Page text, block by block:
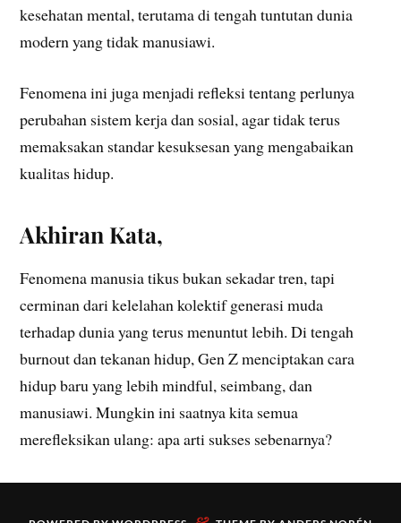
kesehatan mental, terutama di tengah tuntutan dunia
modern yang tidak manusiawi.
Fenomena ini juga menjadi refleksi tentang perlunya
perubahan sistem kerja dan sosial, agar tidak terus
memaksakan standar kesuksesan yang mengabaikan
kualitas hidup.
Akhiran Kata,
Fenomena manusia tikus bukan sekadar tren, tapi
cerminan dari kelelahan kolektif generasi muda
terhadap dunia yang terus menuntut lebih. Di tengah
burnout dan tekanan hidup, Gen Z menciptakan cara
hidup baru yang lebih mindful, seimbang, dan
manusiawi. Mungkin ini saatnya kita semua
merefleksikan ulang: apa arti sukses sebenarnya?